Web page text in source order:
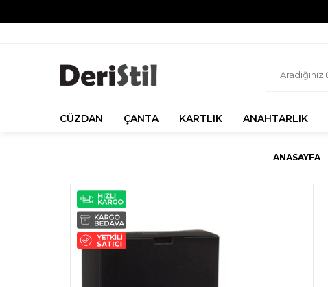
CÜZDAN ÇANTA KARTLIK ANAHTARLIK
ANASAYFA